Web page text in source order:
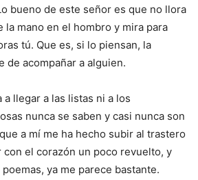
bueno de este señor es que no llora
la mano en el hombro y mira para
tú. Que es, si lo piensan, la
de acompañar a alguien.
llegar a las listas ni a los
nunca se saben y casi nunca son
a mí me ha hecho subir al trastero
con el corazón un poco revuelto, y
ya me parece bastante.